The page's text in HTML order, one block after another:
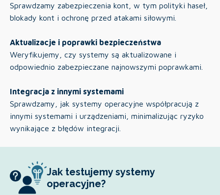
Sprawdzamy zabezpieczenia kont, w tym polityki haseł,
blokady kont i ochronę przed atakami siłowymi.
Aktualizacje i poprawki bezpieczeństwa
Weryfikujemy, czy systemy są aktualizowane i
odpowiednio zabezpieczane najnowszymi poprawkami.
Integracja z innymi systemami
Sprawdzamy, jak systemy operacyjne współpracują z
innymi systemami i urządzeniami, minimalizując ryzyko
wynikające z błędów integracji.
Jak testujemy systemy
operacyjne?